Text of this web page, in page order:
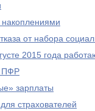
от набора
2015 года
ПФР
зарплаты
страхователей